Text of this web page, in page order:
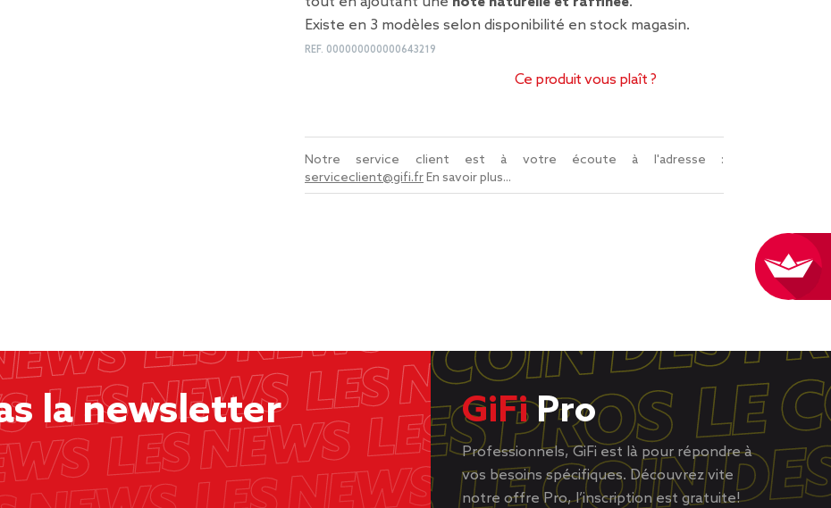
Existe en 3 modèles selon disponibilité en stock magasin.
REF. 000000000000643219
Ce produit vous plaît ?
Notre service client est à votre écoute à l'adresse :
serviceclient@gifi.frEn savoir plus...
la newsletter
GiFiPro
Professionnels, GiFi est là pour répondre à
vos besoins spécifiques. Découvrez vite
notre offre Pro, l’inscription est gratuite!